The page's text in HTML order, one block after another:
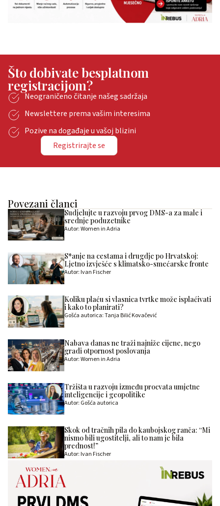
Što dobivate besplatnom
registracijom?
Neograničeno čitanje našeg sadržaja
Newslettere prema vašim interesima
Pozive na događaje u vašoj blizini
Registrirajte se
Povezani članci
Sudjelujte u razvoju prvog DMS-a za male i
srednje poduzetnike
Autor: Women in Adria
S*anje na cestama i drugdje po Hrvatskoj:
Ljetno izvješće s klimatsko-smećarske fronte
Autor: Ivan Fischer
Koliku plaću si vlasnica tvrtke može isplaćivati
i kako to planirati?
Gošća autorica: Tanja Bilić Kovačević
Nabava danas ne traži najniže cijene, nego
gradi otpornost poslovanja
Autor: Women in Adria
Tržišta u razvoju između procvata umjetne
inteligencije i geopolitike
Autor: Gošća autorica
Skok od tračnih pila do kaubojskog ranča: “Mi
nismo bili ugostitelji, ali to nam je bila
prednost!”
Autor: Ivan Fischer